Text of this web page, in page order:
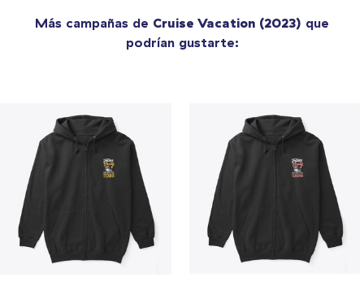
Más campañas de Cruise Vacation (2023) que
podrían gustarte: